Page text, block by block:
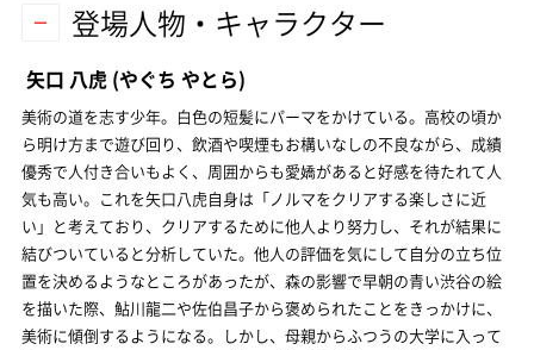
登場人物・キャラクター
矢口 八虎 (やぐち やとら)
美術の道を志す少年。白色の短髪にパーマをかけている。高校の頃か
ら明け方まで遊び回り、飲酒や喫煙もお構いなしの不良ながら、成績
優秀で人付き合いもよく、周囲からも愛嬌があると好感を待たれて人
気も高い。これを矢口八虎自身は「ノルマをクリアする楽しさに近
い」と考えており、クリアするために他人より努力し、それが結果に
結びついていると分析していた。他人の評価を気にして自分の立ち位
置を決めるようなところがあったが、森の影響で早朝の青い渋谷の絵
を描いた際、鮎川龍二や佐伯昌子から褒められたことをきっかけに、
美術に傾倒するようになる。しかし、母親からふつうの大学に入って